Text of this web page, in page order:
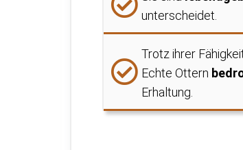
unterscheidet.
Trotz ihrer
Echte Ottern
Erhaltung.